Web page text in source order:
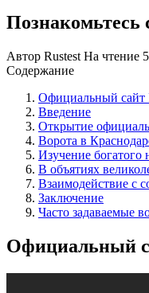
Познакомьтесь
Автор Rustest На чтение
Содержание
Официальный сайт
Введение
Открытие
Ворота в
Изучение богатого
В объятиях
Взаимодействие с
Заключение
Часто задаваемые
Официальный